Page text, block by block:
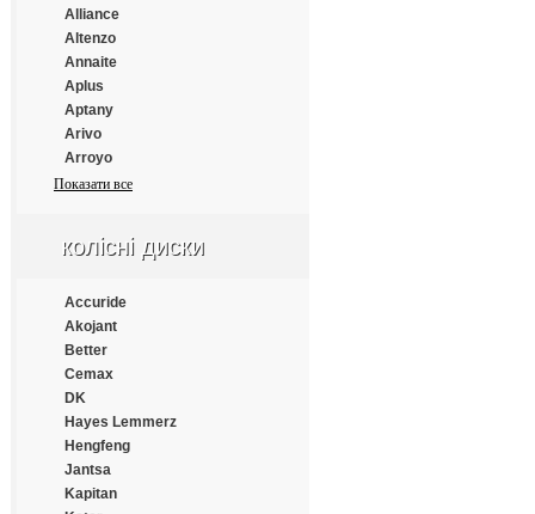
Giti
GM Rover
Gold Dove
Gold Tyre
Goldpartner
Goldshield
Goodride
Goodtyre
GreenTrac
Grenlander
GT Radial
GTK
Habilead
Haida
Hankook
Haohua
HappyRoad
Hengtar
Alliance
Altenzo
Annaite
Aplus
Aptany
Arivo
Arroyo
Atlander
Austone
Bars
Barum
BFGoodrich
Blacklion
Bridgestone
Cachland
Chengshan
Comforser
Compasal
Показати все
колісні диски
Accuride
Akojant
Better
Cemax
DK
Hayes Lemmerz
Hengfeng
Jantsa
Kapitan